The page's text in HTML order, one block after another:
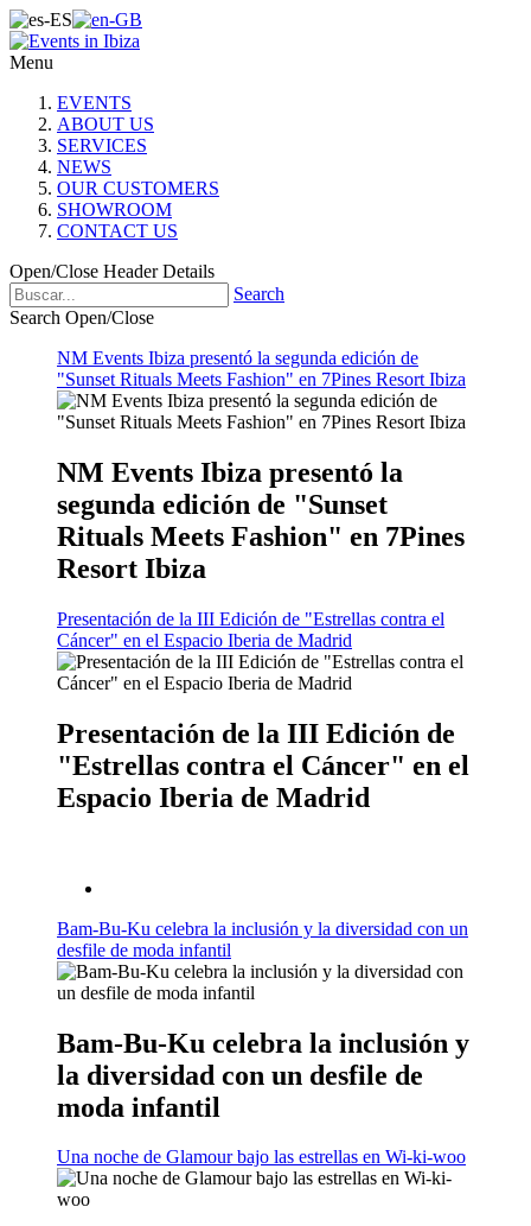
Menu
EVENTS
ABOUT US
SERVICES
NEWS
OUR CUSTOMERS
SHOWROOM
CONTACT US
Open/Close Header Details
Search
Search Open/Close
NM Events Ibiza presentó la segunda edición de
"Sunset Rituals Meets Fashion" en 7Pines Resort Ibiza
NM Events Ibiza presentó la
segunda edición de "Sunset
Rituals Meets Fashion" en 7Pines
Resort Ibiza
Presentación de la III Edición de "Estrellas contra el
Cáncer" en el Espacio Iberia de Madrid
Presentación de la III Edición de
"Estrellas contra el Cáncer" en el
Espacio Iberia de Madrid
Bam-Bu-Ku celebra la inclusión y la diversidad con un
desfile de moda infantil
Bam-Bu-Ku celebra la inclusión y
la diversidad con un desfile de
moda infantil
Una noche de Glamour bajo las estrellas en Wi-ki-woo